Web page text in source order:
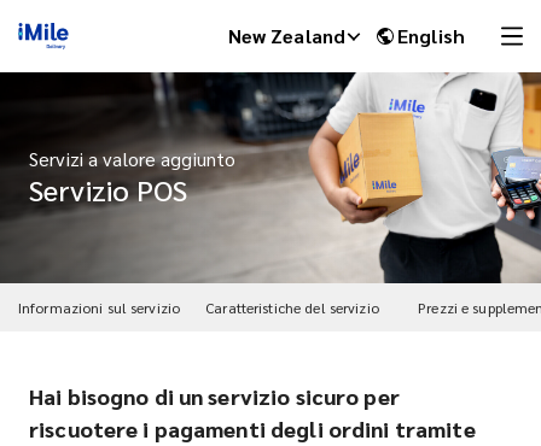
New Zealand English
Servizi a valore aggiunto
Servizio POS
Informazioni sul servizio Caratteristiche del servizio Prezzi e
Hai bisogno di un servizio sicuro per
riscuotere i pagamenti degli ordini tramite
iMile Chat